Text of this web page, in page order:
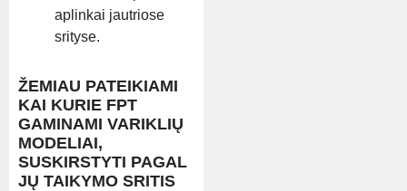
aplinkai jautriose
srityse.
ŽEMIAU PATEIKIAMI
KAI KURIE FPT
GAMINAMI VARIKLIŲ
MODELIAI,
SUSKIRSTYTI PAGAL
JŲ TAIKYMO SRITIS